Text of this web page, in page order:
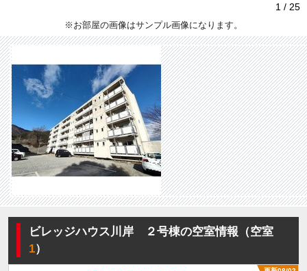
1 / 25
※お部屋の画像はサンプル画像になります。
ビレッジハウス川岸 ２号棟の空室情報（空室
1）